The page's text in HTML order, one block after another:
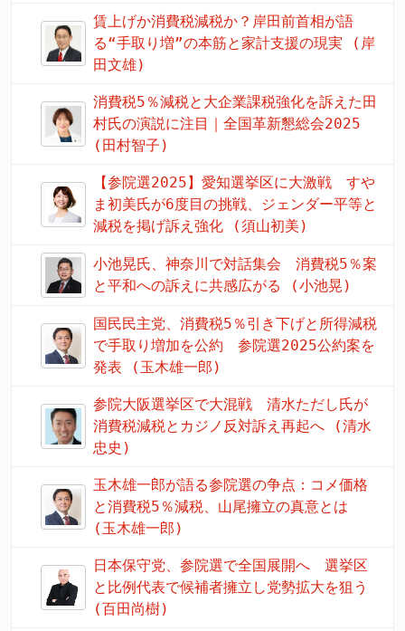
賃上げか消費税減税か？岸田前首相が語
る“手取り増”の本筋と家計支援の現実 (岸
田文雄)
消費税5％減税と大企業課税強化を訴えた田
村氏の演説に注目｜全国革新懇総会2025
(田村智子)
【参院選2025】愛知選挙区に大激戦 すや
ま初美氏が6度目の挑戦、ジェンダー平等と
減税を掲げ訴え強化 (須山初美)
小池晃氏、神奈川で対話集会 消費税5％案
と平和への訴えに共感広がる (小池晃)
国民民主党、消費税5％引き下げと所得減税
で手取り増加を公約 参院選2025公約案を
発表 (玉木雄一郎)
参院大阪選挙区で大混戦 清水ただし氏が
消費税減税とカジノ反対訴え再起へ (清水
忠史)
玉木雄一郎が語る参院選の争点：コメ価格
と消費税5％減税、山尾擁立の真意とは
(玉木雄一郎)
日本保守党、参院選で全国展開へ 選挙区
と比例代表で候補者擁立し党勢拡大を狙う
(百田尚樹)